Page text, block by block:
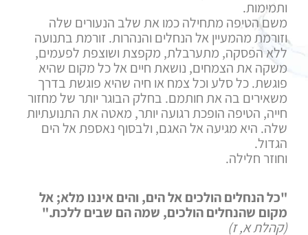
ותמימות.
משם הטיפה מתחילה כמו את שלב הנעורים שלה
וזורמת מהמעיין אל הנחלים והנהרות. זורמת בתנועה
ללא הפסקה, מתערבלת, מקפצת ושוצפת לפעמים,
משקה את הצמחים, נושאת חיים אל כל מקום שהיא
פוגשת. כל סלע וכל צמח או חיה שהיא פוגשת בדרך
משאירים בה את חותמם. בחלק הבוגר יותר של מחזור
חייה, הטיפה הופכת רגועה יותר, מאטה את התנועתיות
שלה. היא מגיעה אל האגם, ולבסוף נאספת אל הים
הגדול.
וחוזר חלילה.
"כל הנחלים הולכים אל הים, והים איננו מלא; אל
מקום שהנחלים הולכים, שמה הם שבים ללכת."
(קהלת א, ז)